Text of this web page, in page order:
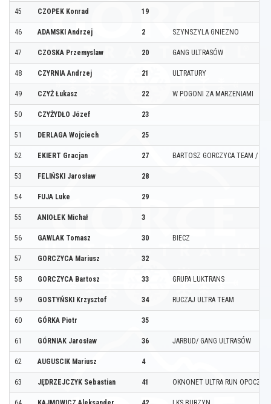
45 CZOPEK Konrad 19
46 ADAMSKI Andrzej 2 SZYNSZYLA GNIEZNO
47 CZOSKA Przemyslaw 20 GANG ULTRASÓW
48 CZYRNIA Andrzej 21 ULTRATURY
49 CZYŻ Łukasz 22 W POGONI ZA MARZENIAMI
50 CZYŻYDŁO Józef 23
51 DERLAGA Wojciech 25
52 EKIERT Gracjan 27 BARTOSZ GORCZYCA TEAM / KB
53 FELIŃSKI Jarosław 28
54 FUJA Luke 29
55 ANIOŁEK Michał 3
56 GAWLAK Tomasz 30 BIECZ
57 GORCZYCA Mariusz 32
58 GORCZYCA Bartosz 33 GRUPA LUKTRANS
59 GOSTYŃSKI Krzysztof 34 RUCZAJ ULTRA TEAM
60 GÓRKA Piotr 35
61 GÓRNIAK Jarosław 36 JARBUD/ GANG ULTRASÓW
62 AUGUSCIK Mariusz 4
63 JĘDRZEJCZYK Sebastian 41 OKNONET ULTRA RUN OPOCZNO